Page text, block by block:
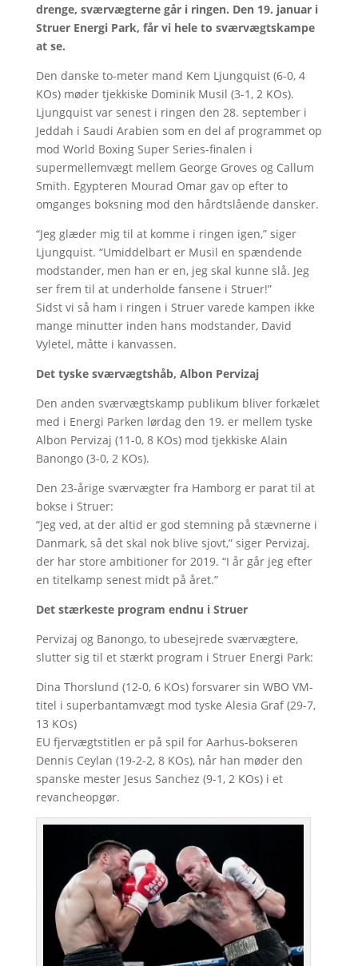
drenge, sværvægterne går i ringen. Den 19. januar i
Struer Energi Park, får vi hele to sværvægtskampe
at se.
Den danske to-meter mand Kem Ljungquist (6-0, 4
KOs) møder tjekkiske Dominik Musil (3-1, 2 KOs).
Ljungquist var senest i ringen den 28. september i
Jeddah i Saudi Arabien som en del af programmet op
mod World Boxing Super Series-finalen i
supermellemvægt mellem George Groves og Callum
Smith. Egypteren Mourad Omar gav op efter to
omganges boksning mod den hårdtslående dansker.
“Jeg glæder mig til at komme i ringen igen,” siger
Ljungquist. “Umiddelbart er Musil en spændende
modstander, men han er en, jeg skal kunne slå. Jeg
ser frem til at underholde fansene i Struer!”
Sidst vi så ham i ringen i Struer varede kampen ikke
mange minutter inden hans modstander, David
Vyletel, måtte i kanvassen.
Det tyske sværvægtshåb, Albon Pervizaj
Den anden sværvægtskamp publikum bliver forkælet
med i Energi Parken lørdag den 19. er mellem tyske
Albon Pervizaj (11-0, 8 KOs) mod tjekkiske Alain
Banongo (3-0, 2 KOs).
Den 23-årige sværvægter fra Hamborg er parat til at
bokse i Struer:
“Jeg ved, at der altid er god stemning på stævnerne i
Danmark, så det skal nok blive sjovt,” siger Pervizaj,
der har store ambitioner for 2019. “I år går jeg efter
en titelkamp senest midt på året.”
Det stærkeste program endnu i Struer
Pervizaj og Banongo, to ubesejrede sværvægtere,
slutter sig til et stærkt program i Struer Energi Park:
Dina Thorslund (12-0, 6 KOs) forsvarer sin WBO VM-
titel i superbantamvægt mod tyske Alesia Graf (29-7,
13 KOs)
EU fjervægtstitlen er på spil for Aarhus-bokseren
Dennis Ceylan (19-2-2, 8 KOs), når han møder den
spanske mester Jesus Sanchez (9-1, 2 KOs) i et
revancheopgør.